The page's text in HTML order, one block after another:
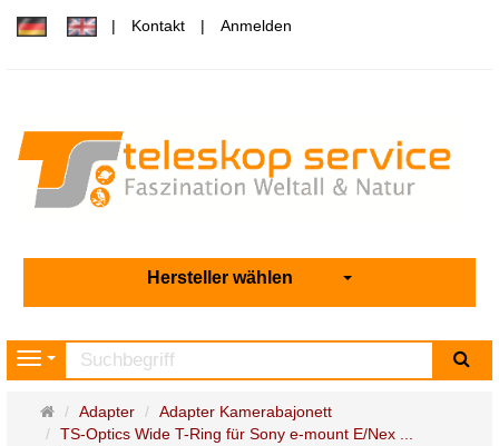
Kontakt Anmelden
Hersteller wählen
Navigation
Startseite
Adapter
Adapter Kamerabajonett
TS-Optics Wide T-Ring für Sony e-mount E/Nex ...